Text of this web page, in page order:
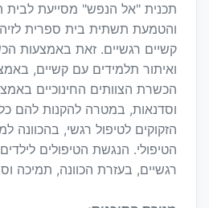
תכנית "אל הנפש" מסייעת לבית
והטמעת תשתית בית ספרית
קשיים רגשיים. זאת באמצעות
ואיתור תלמידים עם קשיים,
הכשרת הצוותים החינוכיים
וסדנאות, במטרה להקנות להם
הזקוקים לטיפול רגשי, בהכוונה
הטיפולי. הנגשת הטיפולים
רגשיים, בעזרת הכוונה, תמיכה